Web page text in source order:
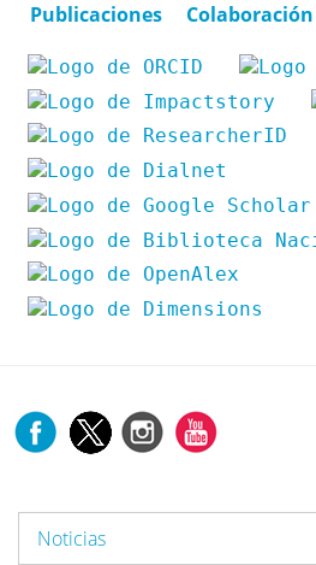
Publicaciones Colaboración
Noticias